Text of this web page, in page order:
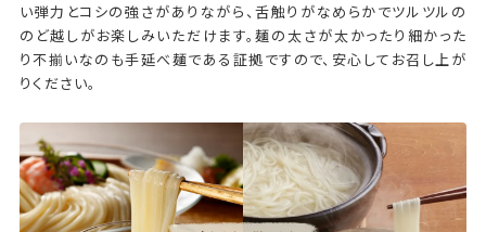
い弾力とコシの強さがありながら、舌触りがなめらかでツルツルの
のど越しがお楽しみいただけます。麺の太さが太かったり細かった
り不揃いなのも手延べ麺である証拠ですので、安心してお召し上が
りください。